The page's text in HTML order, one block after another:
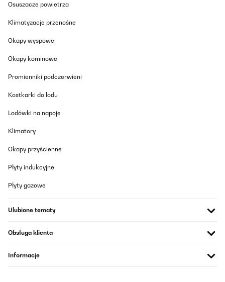
Osuszacze powietrza
Klimatyzacje przenośne
Okapy wyspowe
Okapy kominowe
Promienniki podczerwieni
Kostkarki do lodu
Lodówki na napoje
Klimatory
Okapy przyścienne
Płyty indukcyjne
Płyty gazowe
Ulubione tematy
Obsługa klienta
Informacje